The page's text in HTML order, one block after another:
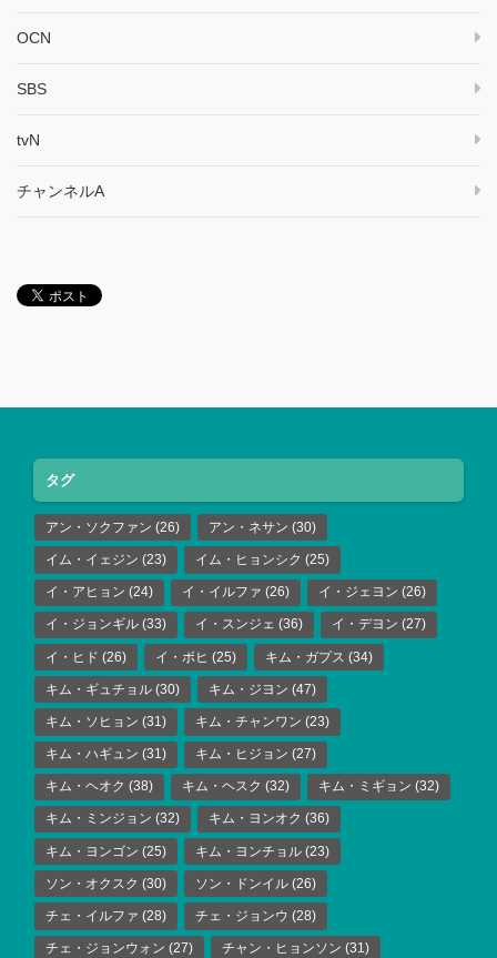
OCN
SBS
tvN
チャンネルA
タグ
アン・ソクファン (26) アン・ネサン (30)
イム・イェジン (23) イム・ヒョンシク (25)
イ・アヒョン (24) イ・イルファ (26) イ・ジェヨン (26)
イ・ジョンギル (33) イ・スンジェ (36) イ・デヨン (27)
イ・ヒド (26) イ・ボヒ (25) キム・ガプス (34)
キム・ギュチョル (30) キム・ジヨン (47)
キム・ソヒョン (31) キム・チャンワン (23)
キム・ハギュン (31) キム・ヒジョン (27)
キム・ヘオク (38) キム・ヘスク (32) キム・ミギョン (32)
キム・ミンジョン (32) キム・ヨンオク (36)
キム・ヨンゴン (25) キム・ヨンチョル (23)
ソン・オクスク (30) ソン・ドンイル (26)
チェ・イルファ (28) チェ・ジョンウ (28)
チェ・ジョンウォン (27) チャン・ヒョンソン (31)